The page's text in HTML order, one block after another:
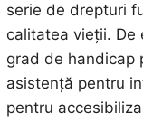
serie de drepturi
calitatea vieții. De
grad de handicap
asistență pentru
pentru